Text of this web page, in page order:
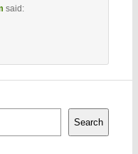
said:
Search